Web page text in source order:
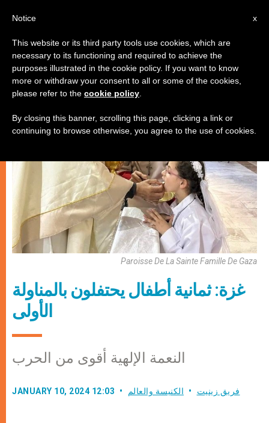
الكنيسة والعالم
Paroisse De La Sainte Famille De Gaza
غزة: ثمانية أطفال يحتفلون بالمناولة
الأولى
النعمة الإلهية أقوى من الحرب
JANUARY 10, 2024 12:03 فريق زينيت الكنيسة والعالم
x
Notice
This website or its third party tools use cookies, which are
necessary to its functioning and required to achieve the
purposes illustrated in the cookie policy. If you want to know
more or withdraw your consent to all or some of the cookies,
please refer to the cookie policy
By closing this banner, scrolling this page, clicking a link or
continuing to browse otherwise, you agree to the use of cookies.